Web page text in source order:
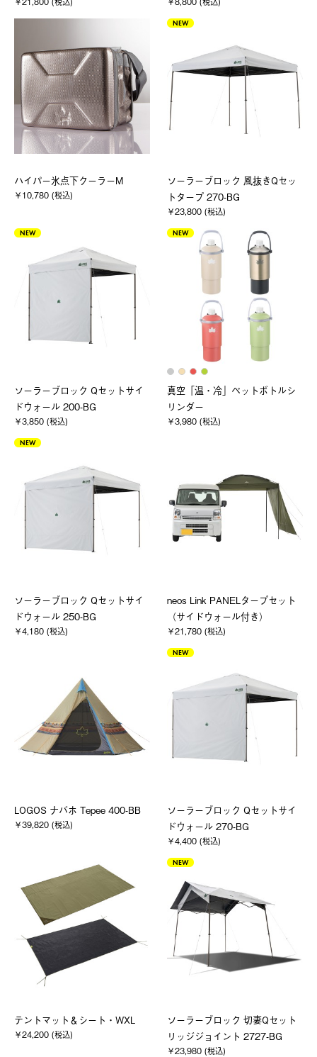
ハイパー氷点下クーラーM
￥10,780 (税込)
NEW
ソーラーブロック 風抜きQセッ
トタープ 270-BG
￥23,800 (税込)
NEW
ソーラーブロック Qセットサイ
ドウォール 200-BG
￥3,850 (税込)
NEW
真空「温・冷」ペットボトルシ
リンダー
￥3,980 (税込)
NEW
ソーラーブロック Qセットサイ
ドウォール 250-BG
￥4,180 (税込)
neos Link PANELタープセット
（サイドウォール付き）
￥21,780 (税込)
LOGOS ナバホ Tepee 400-BB
￥39,820 (税込)
NEW
ソーラーブロック Qセットサイ
ドウォール 270-BG
￥4,400 (税込)
テントマット＆シート・WXL
￥24,200 (税込)
NEW
ソーラーブロック 切妻Qセット
リッジジョイント 2727-BG
￥23,980 (税込)